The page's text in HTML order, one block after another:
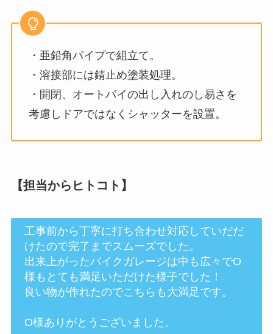
・亜鉛角パイプで組立て。
・溶接部には錆止め塗装処理。
・開閉、オートバイの出し入れのし易さを
考慮しドアではなくシャッターを設置。
【担当からヒトコト】
工事前から丁寧に打ち合わせ対応していだだ
けたので完了までスムーズでした。
出来上がったバイクガレージは中も広々でO
様もとても満足いただけた様子でした！
良い物が作れたのでこちらも大満足です。
O様ありがとうございました。